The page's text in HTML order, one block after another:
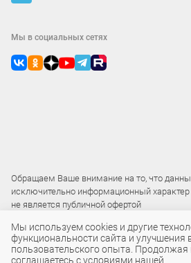
Мы в социальных сетях
Обращаем Ваше внимание на то, что
исключительно информационный характер
не является публичной офертой
2015 – 2026 © ООО «Локос»
Мы используем cookies и другие
функциональности сайта и улучшения
пользовательского опыта. Продолжая
соглашаетесь с условиями нашей